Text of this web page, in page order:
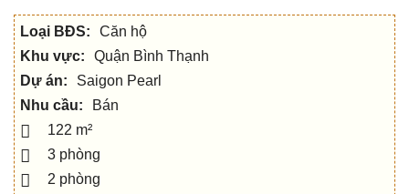
Loại BĐS:
Căn hộ
Khu vực:
Quận Bình Thạnh
Dự án:
Saigon Pearl
Nhu cầu:
Bán
122 m²
3 phòng
2 phòng